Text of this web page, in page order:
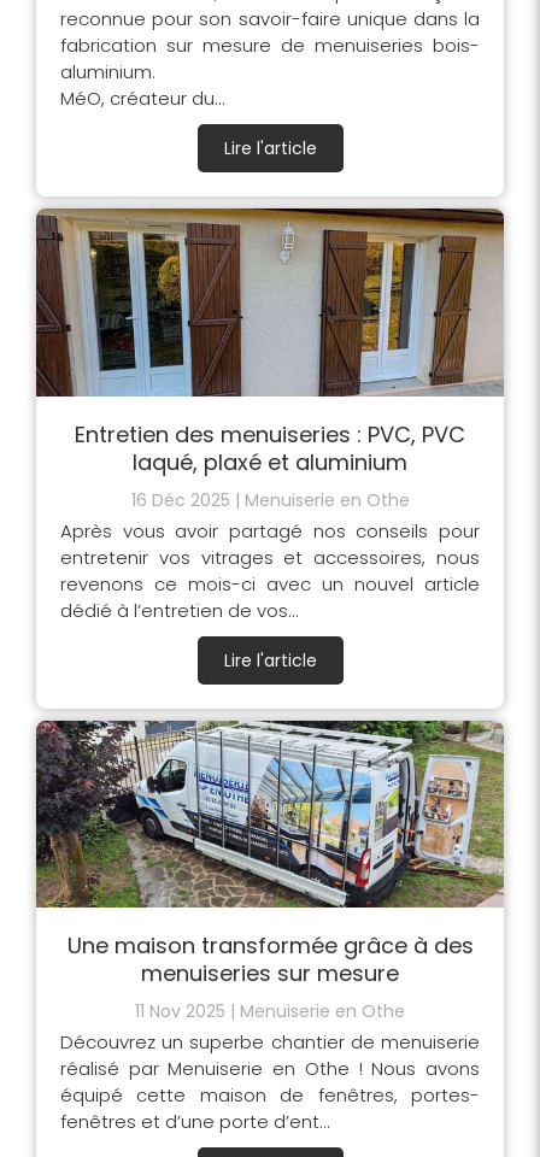
reconnue pour son savoir-faire unique dans la
fabrication sur mesure de menuiseries bois-
aluminium.
MéO, créateur du...
Lire l'article
Entretien des menuiseries : PVC, PVC
laqué, plaxé et aluminium
16 Déc 2025 Menuiserie en Othe
Après vous avoir partagé nos conseils pour
entretenir vos vitrages et accessoires, nous
revenons ce mois-ci avec un nouvel article
dédié à l’entretien de vos...
Lire l'article
Une maison transformée grâce à des
menuiseries sur mesure
11 Nov 2025 Menuiserie en Othe
Découvrez un superbe chantier de menuiserie
réalisé par Menuiserie en Othe ! Nous avons
équipé cette maison de fenêtres, portes-
fenêtres et d’une porte d’ent...